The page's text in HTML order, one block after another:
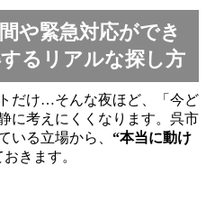
や緊急対応ができ
るリアルな探し方
だけ…そんな夜ほど、「今ど
に考えにくくなります。呉市
いる立場から、 “本当に動け
きます。